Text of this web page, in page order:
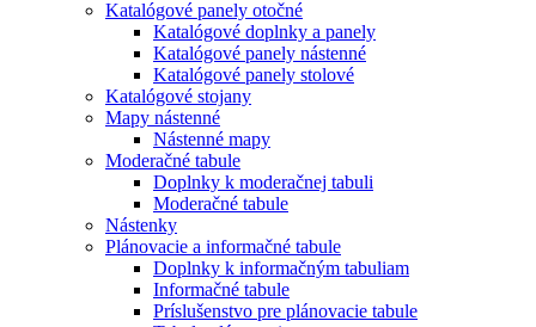
Katalógové panely otočné
Katalógové doplnky a panely
Katalógové panely nástenné
Katalógové panely stolové
Katalógové stojany
Mapy nástenné
Nástenné mapy
Moderačné tabule
Doplnky k moderačnej tabuli
Moderačné tabule
Nástenky
Plánovacie a informačné tabule
Doplnky k informačným tabuliam
Informačné tabule
Príslušenstvo pre plánovacie tabule